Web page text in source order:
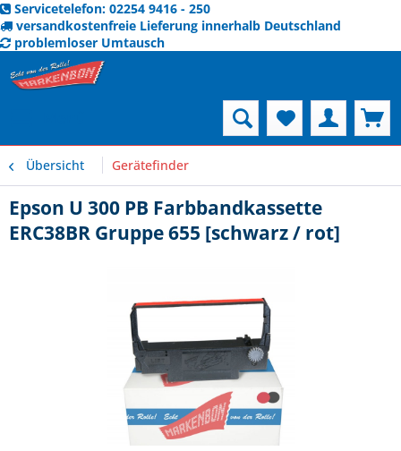
Servicetelefon: 02254 9416 - 250
versandkostenfreie Lieferung innerhalb Deutschland
problemloser Umtausch
Übersicht Gerätefinder
Epson U 300 PB Farbbandkassette
ERC38BR Gruppe 655 [schwarz / rot]